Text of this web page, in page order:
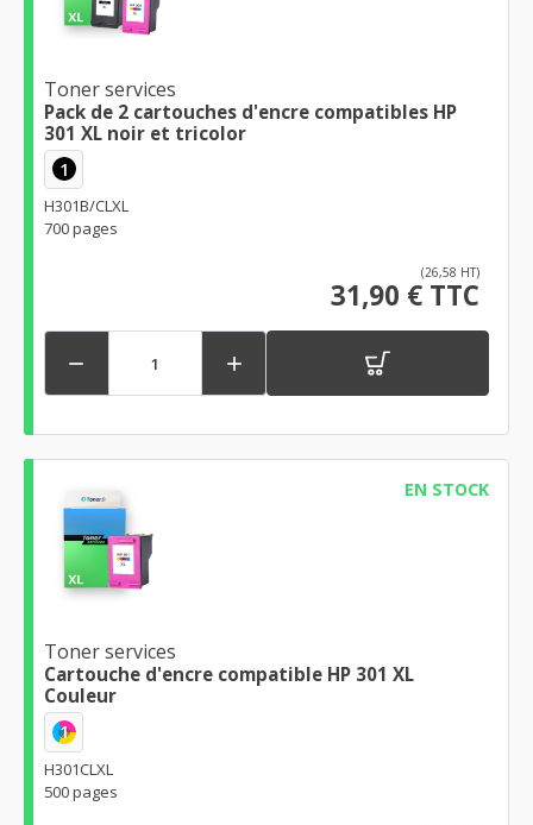
Toner services
Pack de 2 cartouches d'encre compatibles HP
301 XL noir et tricolor
1
H301B/CLXL
700 pages
(26,58 HT)
31,90 € TTC
 
EN STOCK
Toner services
Cartouche d'encre compatible HP 301 XL
Couleur
1
H301CLXL
500 pages